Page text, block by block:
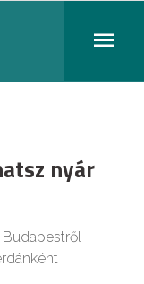
nyár
Budapestről